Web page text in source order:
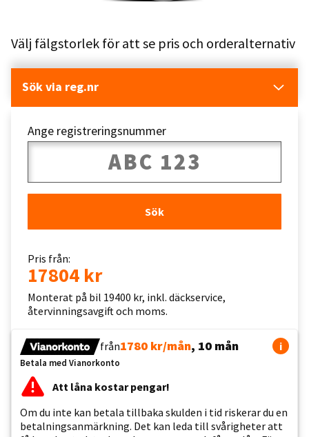
Välj fälgstorlek för att se pris och orderalternativ
Sök via reg.nr
Ange registreringsnummer
Sök
Pris från:
17804 kr
Monterat på bil 19400 kr, inkl. däckservice,
återvinningsavgift och moms.
från1780 kr/mån, 10 mån i
Betala med Vianorkonto
Att låna kostar pengar!
Om du inte kan betala tillbaka skulden i tid riskerar du en
betalningsanmärkning. Det kan leda till svårigheter att